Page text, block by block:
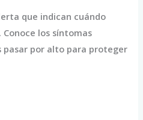
que indican cuándo
los síntomas
pasar por alto para proteger